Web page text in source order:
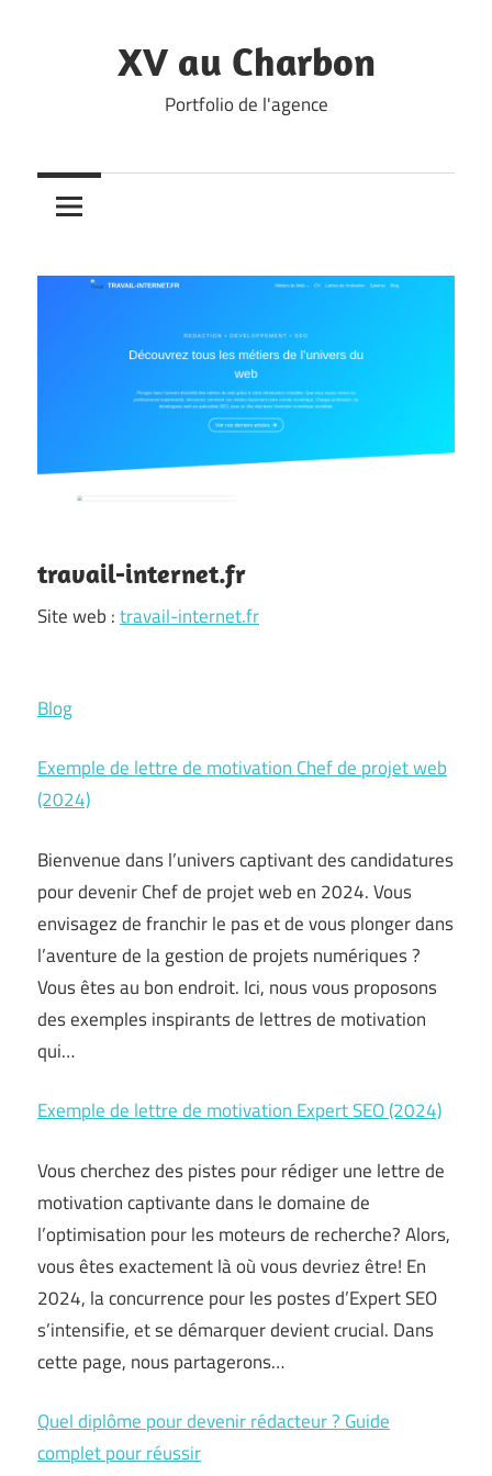
XV au Charbon
Portfolio de l'agence
travail-internet.fr
Site web :travail-internet.fr
Blog
Exemple de lettre de motivation Chef de projet web
(2024)
Bienvenue dans l’univers captivant des candidatures
pour devenir Chef de projet web en 2024. Vous
envisagez de franchir le pas et de vous plonger dans
l’aventure de la gestion de projets numériques ?
Vous êtes au bon endroit. Ici, nous vous proposons
des exemples inspirants de lettres de motivation
qui…
Exemple de lettre de motivation Expert SEO (2024)
Vous cherchez des pistes pour rédiger une lettre de
motivation captivante dans le domaine de
l’optimisation pour les moteurs de recherche? Alors,
vous êtes exactement là où vous devriez être! En
2024, la concurrence pour les postes d’Expert SEO
s’intensifie, et se démarquer devient crucial. Dans
cette page, nous partagerons…
Quel diplôme pour devenir rédacteur ? Guide
complet pour réussir